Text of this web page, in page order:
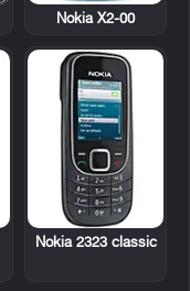
Nokia X2-00
Nokia 2323 classic